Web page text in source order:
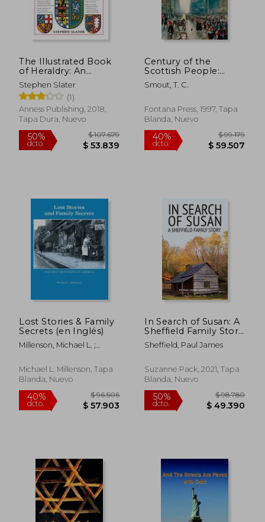
10% 40%
dcto.
The Illustrated Book
of Heraldry: An
International History
of Heraldry and its
Contemporary Uses
(en Inglés)
Stephen Slater
(1)
Anness Publishing, 2018,
Tapa Dura, Nuevo
Century of the
Scottish People:
1830–1950 (en Inglés)
Smout, T. C.
Fontana Press, 1997, Tapa
Blanda, Nuevo
Lost Stories & Family
Secrets (en Inglés)
Millenson, Michael L. ;
Michael L. Millenson, Tapa
Blanda, Nuevo
In Search of Susan: A
Sheffield Family Story
(en Inglés)
Sheffield, Paul James
Suzanne Pack, 2021, Tapa
Blanda, Nuevo